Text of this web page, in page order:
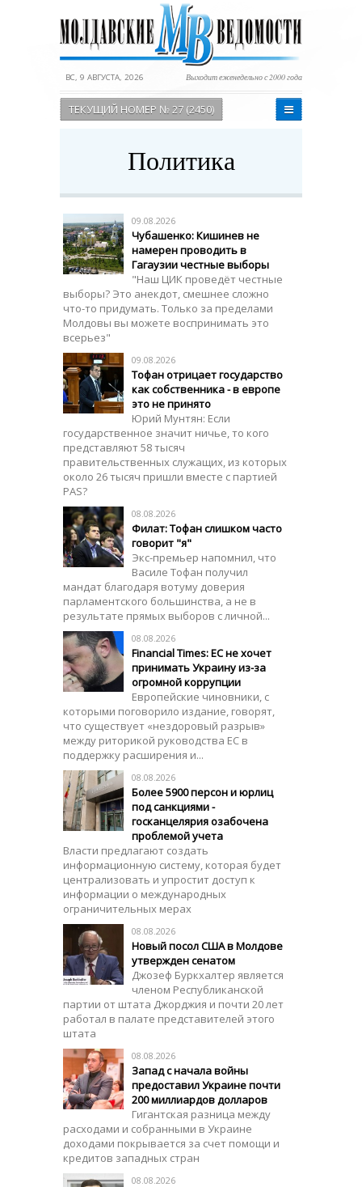
ВС, 9 АВГУСТА, 2026 Выходит еженедельно с 2000 года
ТЕКУЩИЙ НОМЕР № 27 (2450)
Политика
09.08.2026
Чубашенко: Кишинев не
намерен проводить в
Гагаузии честные выборы
"Наш ЦИК проведёт честные
выборы? Это анекдот, смешнее сложно
что-то придумать. Только за пределами
Молдовы вы можете воспринимать это
всерьез"
09.08.2026
Тофан отрицает государство
как собственника - в европе
это не принято
Юрий Мунтян: Если
государственное значит ничье, то кого
представляют 58 тысяч
правительственных служащих, из которых
около 26 тысяч пришли вместе с партией
PAS?
08.08.2026
Филат: Тофан слишком часто
говорит "я"
Экс-премьер напомнил, что
Василе Тофан получил
мандат благодаря вотуму доверия
парламентского большинства, а не в
результате прямых выборов с личной...
08.08.2026
Financial Times: ЕС не хочет
принимать Украину из-за
огромной коррупции
Европейские чиновники, с
которыми поговорило издание, говорят,
что существует «нездоровый разрыв»
между риторикой руководства ЕС в
поддержку расширения и...
08.08.2026
Более 5900 персон и юрлиц
под санкциями -
госканцелярия озабочена
проблемой учета
Власти предлагают создать
информационную систему, которая будет
централизовать и упростит доступ к
информации о международных
ограничительных мерах
08.08.2026
Новый посол США в Молдове
утвержден сенатом
Джозеф Буркхалтер является
членом Республиканской
партии от штата Джорджия и почти 20 лет
работал в палате представителей этого
штата
08.08.2026
Запад с начала войны
предоставил Украине почти
200 миллиардов долларов
Гигантская разница между
расходами и собранными в Украине
доходами покрывается за счет помощи и
кредитов западных стран
08.08.2026